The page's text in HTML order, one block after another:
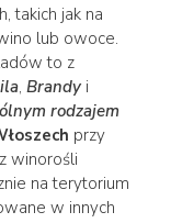
takich jak na
lub owoce.
to z
, Brandyi
rodzajem
przy
winorośli
na terytorium
w innych